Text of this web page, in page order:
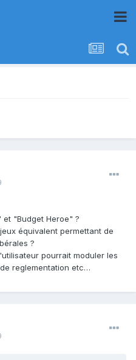
"Budget Heroe" ?
équivalent permettant de
?
pourrait moduler les
reglementation etc…